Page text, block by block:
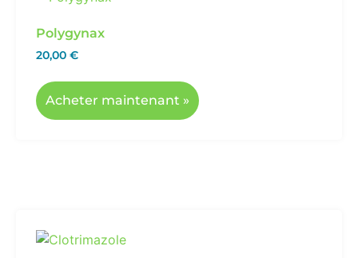
Clotrimazole
20,00 €
Acheter maintenant »